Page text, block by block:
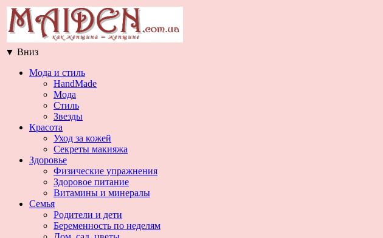
▼ Вниз
Мода и стиль
HandMade
Мода
Стиль
Звезды
Красота
Уход за кожей
Секреты макияжа
Здоровье
Физические упражнения
Здоровое питание
Витамины и минералы
Семья
Родители и дети
Беременность по неделям